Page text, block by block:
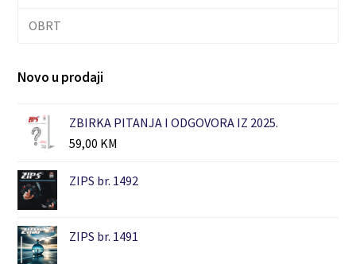
OBRT
Novo u prodaji
ZBIRKA PITANJA I ODGOVORA IZ 2025.
59,00 KM
ZIPS br. 1492
ZIPS br. 1491